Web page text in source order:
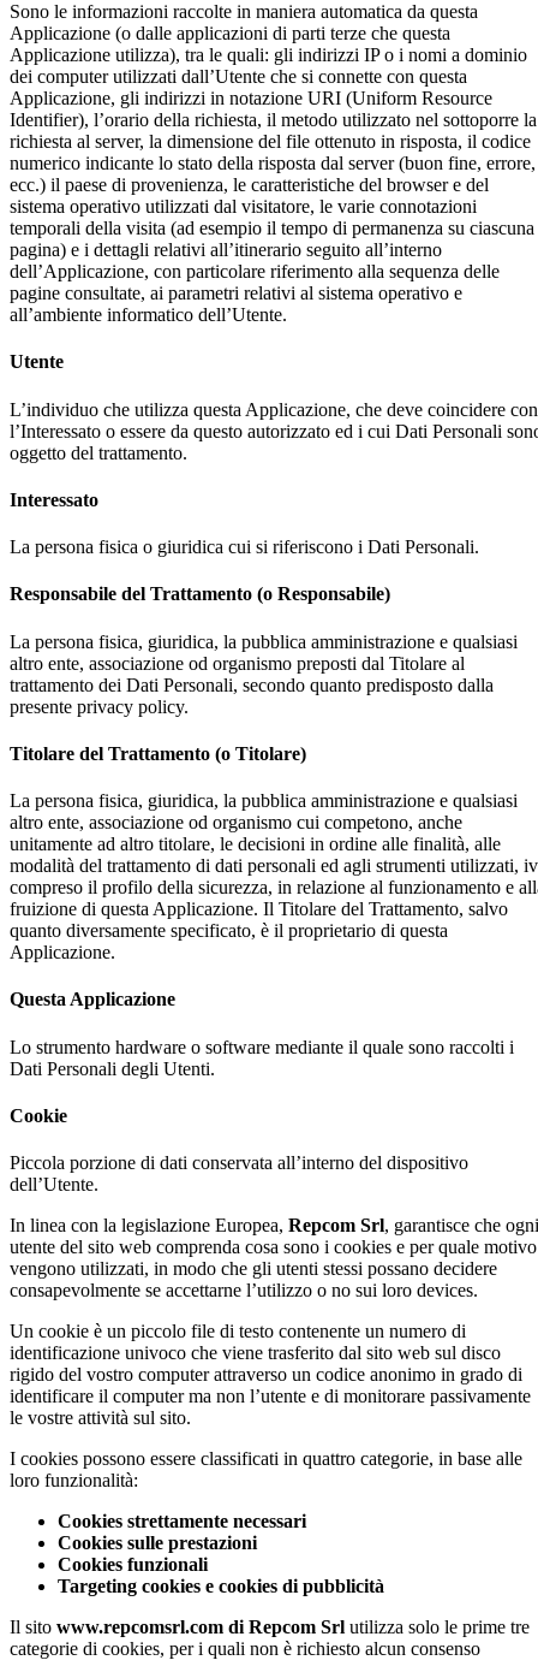
Sono le informazioni raccolte in maniera automatica da questa
Applicazione (o dalle applicazioni di parti terze che questa
Applicazione utilizza), tra le quali: gli indirizzi IP o i nomi a dominio
dei computer utilizzati dall’Utente che si connette con questa
Applicazione, gli indirizzi in notazione URI (Uniform Resource
Identifier), l’orario della richiesta, il metodo utilizzato nel sottoporre la
richiesta al server, la dimensione del file ottenuto in risposta, il codice
numerico indicante lo stato della risposta dal server (buon fine, errore,
ecc.) il paese di provenienza, le caratteristiche del browser e del
sistema operativo utilizzati dal visitatore, le varie connotazioni
temporali della visita (ad esempio il tempo di permanenza su ciascuna
pagina) e i dettagli relativi all’itinerario seguito all’interno
dell’Applicazione, con particolare riferimento alla sequenza delle
pagine consultate, ai parametri relativi al sistema operativo e
all’ambiente informatico dell’Utente.
Utente
L’individuo che utilizza questa Applicazione, che deve coincidere con
l’Interessato o essere da questo autorizzato ed i cui Dati Personali
oggetto del trattamento.
Interessato
La persona fisica o giuridica cui si riferiscono i Dati Personali.
Responsabile del Trattamento (o Responsabile)
La persona fisica, giuridica, la pubblica amministrazione e qualsiasi
altro ente, associazione od organismo preposti dal Titolare al
trattamento dei Dati Personali, secondo quanto predisposto dalla
presente privacy policy.
Titolare del Trattamento (o Titolare)
La persona fisica, giuridica, la pubblica amministrazione e qualsiasi
altro ente, associazione od organismo cui competono, anche
unitamente ad altro titolare, le decisioni in ordine alle finalità, alle
modalità del trattamento di dati personali ed agli strumenti utilizzati,
compreso il profilo della sicurezza, in relazione al funzionamento e
fruizione di questa Applicazione. Il Titolare del Trattamento, salvo
quanto diversamente specificato, è il proprietario di questa
Applicazione.
Questa Applicazione
Lo strumento hardware o software mediante il quale sono raccolti i
Dati Personali degli Utenti.
Cookie
Piccola porzione di dati conservata all’interno del dispositivo
dell’Utente.
In linea con la legislazione Europea, Repcom Srl, garantisce che ogni
utente del sito web comprenda cosa sono i cookies e per quale motivo
vengono utilizzati, in modo che gli utenti stessi possano decidere
consapevolmente se accettarne l’utilizzo o no sui loro devices.
Un cookie è un piccolo file di testo contenente un numero di
identificazione univoco che viene trasferito dal sito web sul disco
rigido del vostro computer attraverso un codice anonimo in grado di
identificare il computer ma non l’utente e di monitorare passivamente
le vostre attività sul sito.
I cookies possono essere classificati in quattro categorie, in base alle
loro funzionalità:
Cookies strettamente necessari
Cookies sulle prestazioni
Cookies funzionali
Targeting cookies e cookies di pubblicità
Il sito www.repcomsrl.com di Repcom Srl utilizza solo le prime tre
categorie di cookies, per i quali non è richiesto alcun consenso